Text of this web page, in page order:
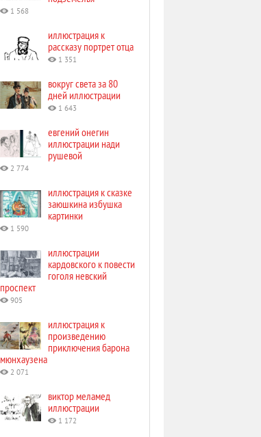
1 568
иллюстрация к
рассказу портрет отца
1 351
вокруг света за 80
дней иллюстрации
1 643
евгений онегин
иллюстрации нади
рушевой
2 774
иллюстрация к сказке
заюшкина избушка
картинки
1 590
иллюстрации
кардовского к повести
гоголя невский
проспект
905
иллюстрация к
произведению
приключения барона
мюнхаузена
2 071
виктор меламед
иллюстрации
1 172